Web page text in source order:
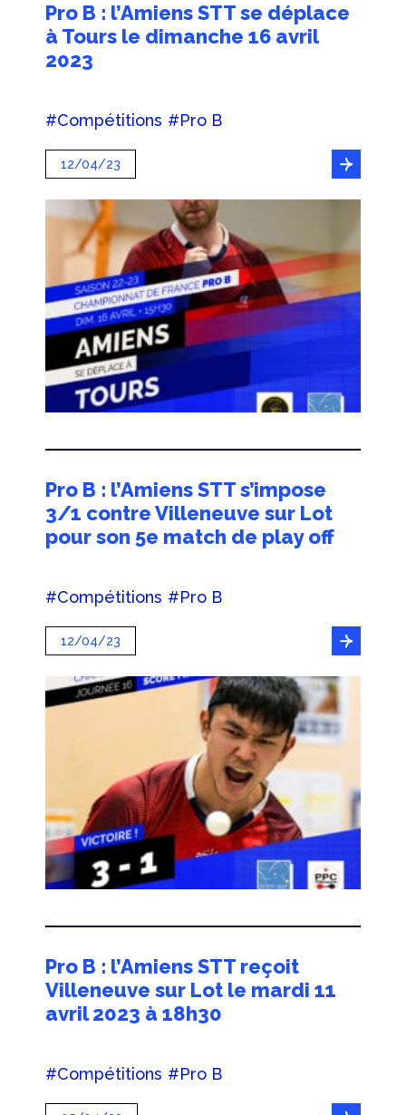
Pro B : l’Amiens STT se déplace
à Tours le dimanche 16 avril
2023
#Compétitions #Pro B
12/04/23
Pro B : l’Amiens STT s’impose
3/1 contre Villeneuve sur Lot
pour son 5e match de play off
#Compétitions #Pro B
12/04/23
Pro B : l’Amiens STT reçoit
Villeneuve sur Lot le mardi 11
avril 2023 à 18h30
#Compétitions #Pro B